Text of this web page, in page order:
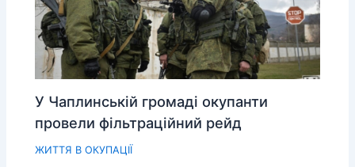
У Чаплинській громаді окупанти
провели фільтраційний рейд
ЖИТТЯ В ОКУПАЦІЇ